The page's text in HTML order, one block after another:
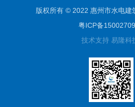
版权所有 © 2022 惠州市水电
粤ICP备
技术支持 易隆科